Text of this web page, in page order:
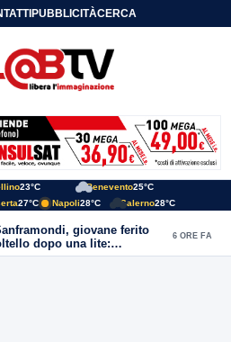
PUBBLICITÀCERCA
23°C Benevento25°C
27°C Napoli28°C Salerno28°C
giovane ferito
dopo una lite:
il presunto autore
6 ORE FA